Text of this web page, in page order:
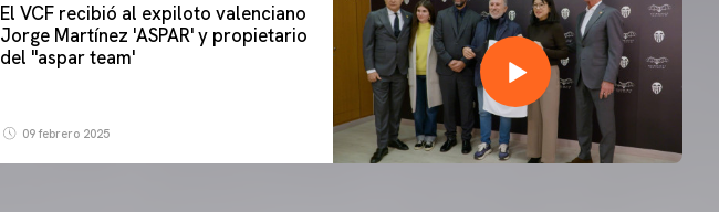
El VCF recibió al expiloto valenciano
Jorge Martínez 'ASPAR' y propietario
del ''aspar team'
09 febrero 2025